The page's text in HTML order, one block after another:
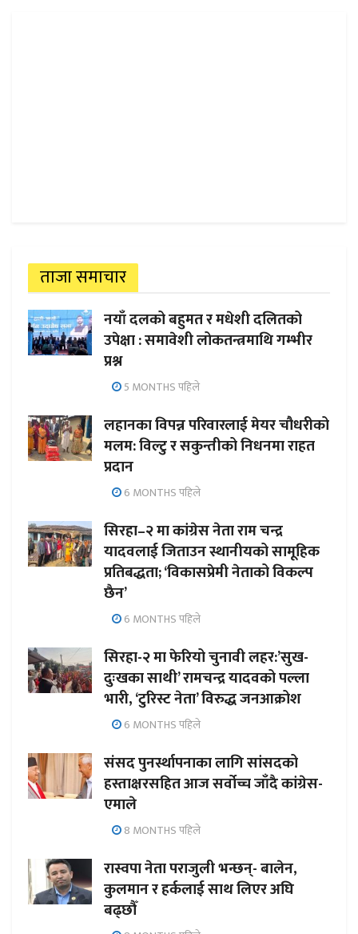
ताजा समाचार
नयाँ दलको बहुमत र मधेशी दलितको
उपेक्षा : समावेशी लोकतन्त्रमाथि गम्भीर
प्रश्न
5 MONTHS पहिले
लहानका विपन्न परिवारलाई मेयर चौधरीको
मलम: विल्टु र सकुन्तीको निधनमा राहत
प्रदान
6 MONTHS पहिले
सिरहा–२ मा कांग्रेस नेता राम चन्द्र
यादवलाई जिताउन स्थानीयको सामूहिक
प्रतिबद्धता; ‘विकासप्रेमी नेताको विकल्प
छैन’
6 MONTHS पहिले
सिरहा-२ मा फेरियो चुनावी लहर:’सुख-
दुःखका साथी’ रामचन्द्र यादवको पल्ला
भारी, ‘टुरिस्ट नेता’ विरुद्ध जनआक्रोश
6 MONTHS पहिले
संसद पुनर्स्थापनाका लागि सांसदको
हस्ताक्षरसहित आज सर्वोच्च जाँदै कांग्रेस-
एमाले
8 MONTHS पहिले
रास्वपा नेता पराजुली भन्छन्- बालेन,
कुलमान र हर्कलाई साथ लिएर अघि
बढ्छौँ